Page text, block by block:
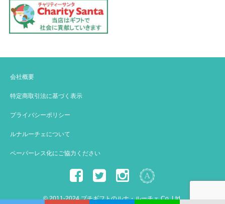
会社概要
特定商取引法に基づく表示
プライバシーポリシー
ルナルーチェについて
ペーパーレス化にご協力ください
© 2011-2024 プチギフトのルナ・ルーチェ Co.,Ltd.